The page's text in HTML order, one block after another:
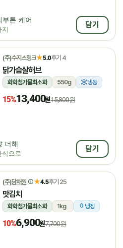
부톤 케어
지
담기
(주)수지스링크★5.0후기 4
닭가슴살허브
화학첨가물최소화 550g 냉동
15%13,400원15,800원
더해
식으로
담기
(주)담채원 ★4.5후기 25
맛김치
화학첨가물최소화 1kg 냉장
10%6,900원7,700원